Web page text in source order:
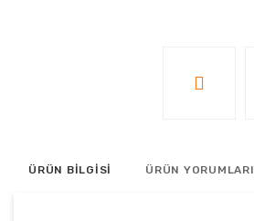
ÜRÜN BİLGİSİ ÜRÜN YORUMLARI